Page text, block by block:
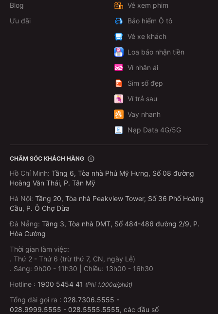
Blog
Ưu đãi
Vé xem phim
Bảo hiểm Ô tô
Vé xe khách
Loa báo nhận tiền
Ví nhân ái
Sim số đẹp
Ví trả sau
Vay nhanh
Nạp Data 4G/5G
CHĂM SÓC KHÁCH HÀNG
Hồ Chí Minh: Tầng 6, Tòa nhà Phú Mỹ Hưng, Số 08 đường
Hoàng Văn Thái, P. Tân Mỹ
Hà Nội: Tầng 20, Tòa nhà Peakview Tower, Số 36 Phố Hoàng
Cầu, P. Ô Chợ Dừa
Đà Nẵng: Tầng 3, Tòa nhà DMT, Số 484-486 đường 2/9, P.
Hòa Cường
Thời gian làm việc:
. Thứ 2 - Thứ 6 (trừ thứ 7, CN, ngày Lễ)
. Sáng: 9h00 - 11h30 | Chiều: 13h00 - 16h30
Hotline : 1900 5454 41 (Phí 1.000đ/phút)
Tổng đài gọi ra : 028.7306.5555 -
028.9999.5555 - 028.5555.5555, các đầu số